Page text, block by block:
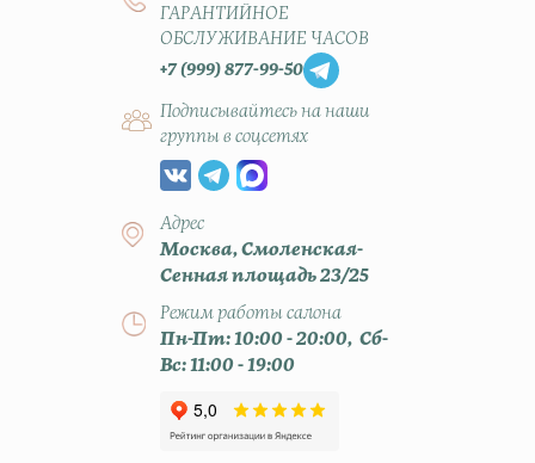
ГАРАНТИЙНОЕ
ОБСЛУЖИВАНИЕ ЧАСОВ
+7 (999) 877-99-50
Подписывайтесь на наши
группы в соцсетях
Адрес
Москва, Смоленская-
Сенная площадь 23/25
Режим работы салона
Пн-Пт: 10:00 - 20:00, Сб-
Вс: 11:00 - 19:00